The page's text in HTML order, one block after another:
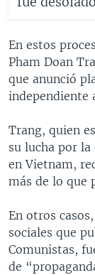
En estos
Pham Doan
que anunció
independiente
Trang, quien
su lucha por la
en Vietnam,
más de lo que
En otros
sociales que
Comunistas,
de